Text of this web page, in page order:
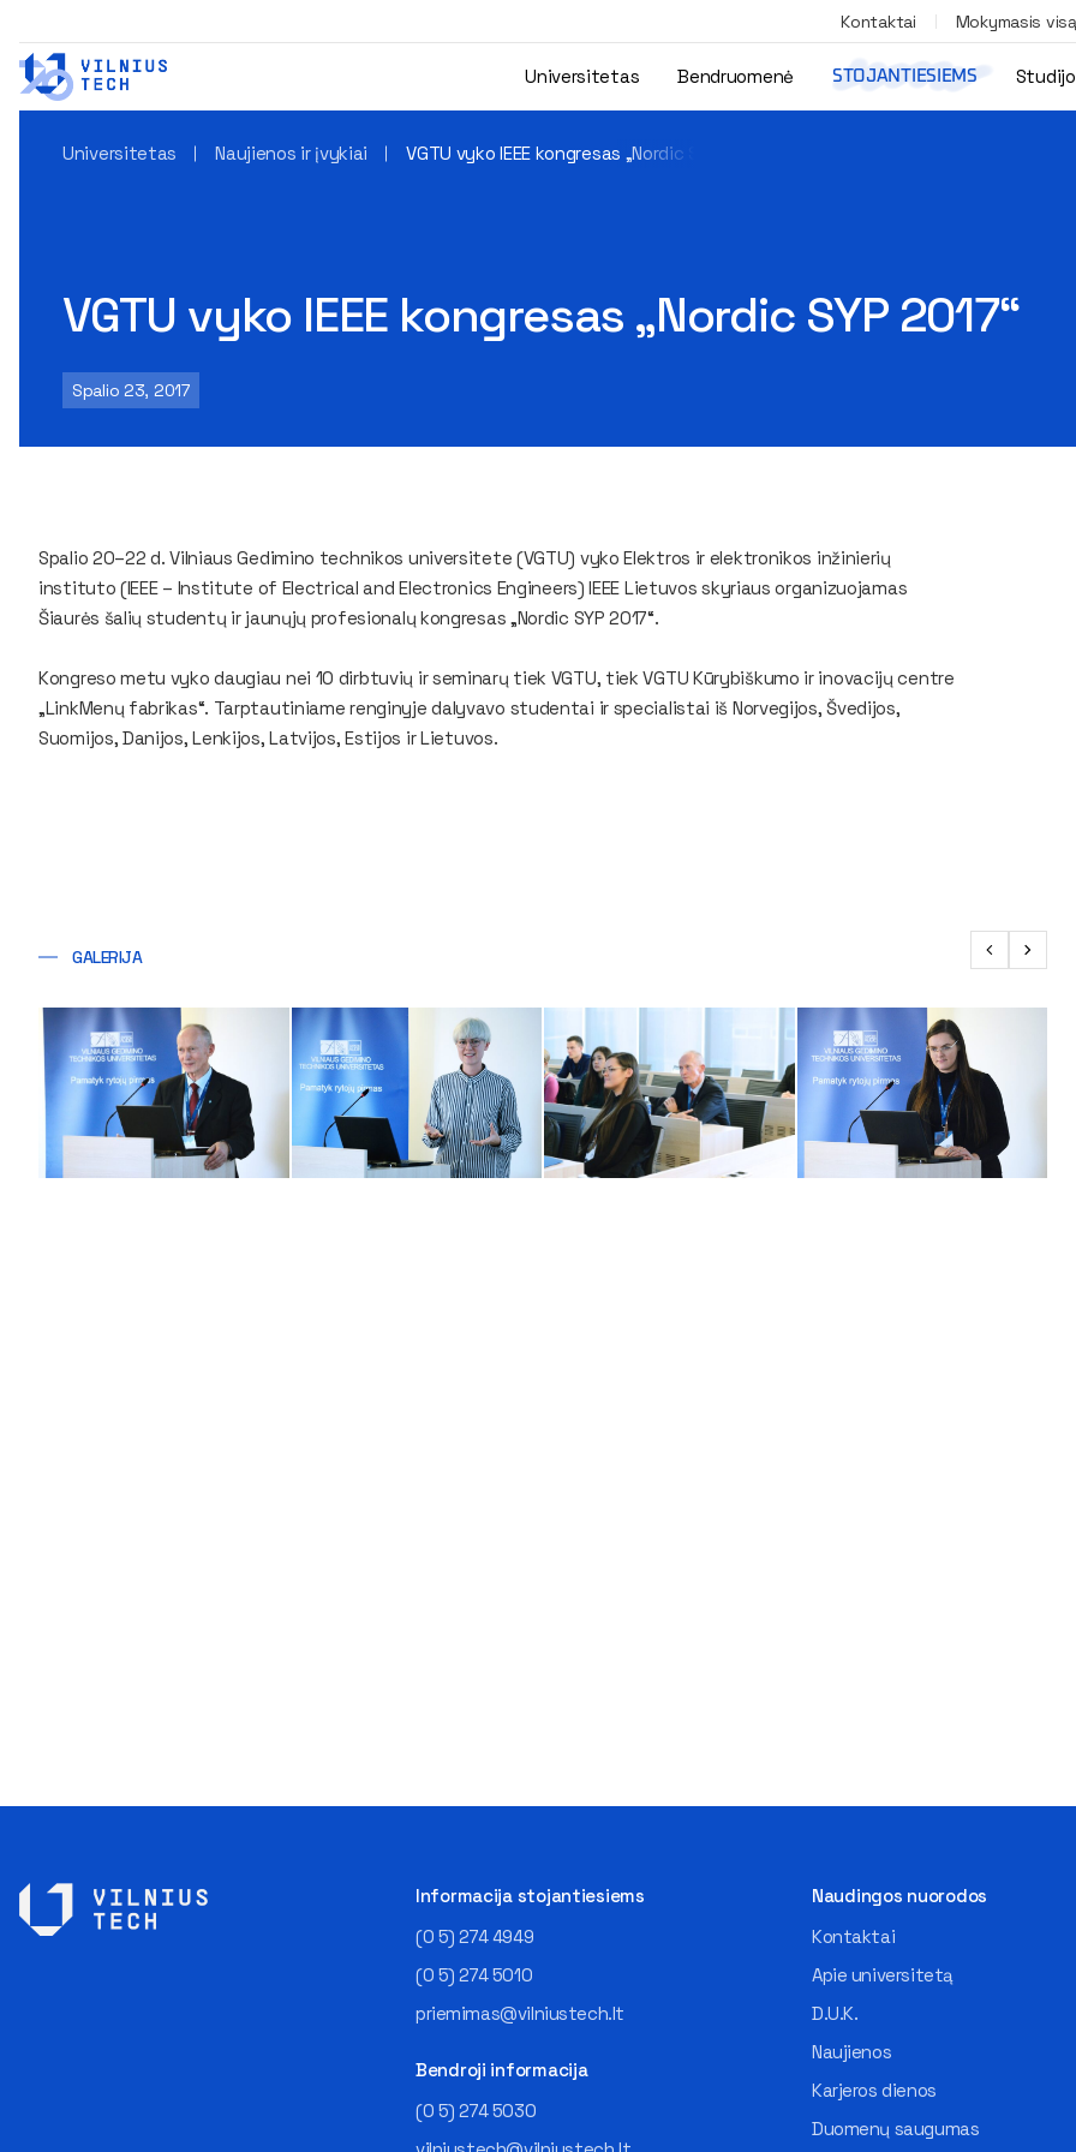
Kontaktai Mokymasis
Universitetas Bendruomenė STOJANTIESIEMS
Universitetas Naujienos ir įvykiai VGTU vyko IEEE kongresas „Nordic SYP 2017“
VGTU vyko IEEE kongresas „Nordic SYP 2017“
Spalio 23, 2017
Spalio 20–22 d. Vilniaus Gedimino technikos universitete (VGTU) vyko Elektros ir elektronikos inžinierių
instituto (IEEE – Institute of Electrical and Electronics Engineers) IEEE Lietuvos skyriaus organizuojamas
Šiaurės šalių studentų ir jaunųjų profesionalų kongresas „Nordic SYP 2017“.
Kongreso metu vyko daugiau nei 10 dirbtuvių ir seminarų tiek VGTU, tiek VGTU Kūrybiškumo ir inovacijų centre
„LinkMenų fabrikas“. Tarptautiniame renginyje dalyvavo studentai ir specialistai iš Norvegijos, Švedijos,
Suomijos, Danijos, Lenkijos, Latvijos, Estijos ir Lietuvos.
GALERIJA
Informacija stojantiesiems
(0 5) 274 4949
(0 5) 274 5010
priemimas@vilniustech.lt
Bendroji informacija
(0 5) 274 5030
Naudingos nuorodos
Kontaktai
Apie universitetą
D.U.K.
Naujienos
Karjeros dienos
Duomenų saugumas